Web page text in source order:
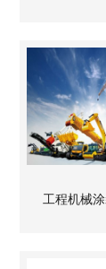
工程机械